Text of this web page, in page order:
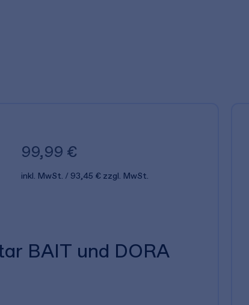
99,99 €
inkl. MwSt. 93,45 € zzgl. MwSt.
BAIT und DORA